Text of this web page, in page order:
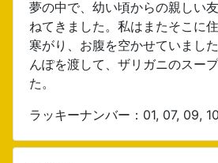
夢の中で、幼い頃からの親しい
ねてきました。私はまたそこに
寒がり、お腹を空かせていまし
んぽを渡して、ザリガニのスー
た。
ラッキーナンバー：01, 07, 09,